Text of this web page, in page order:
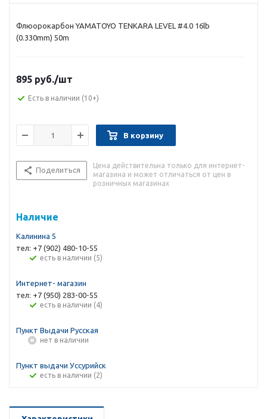
Флюорокарбон YAMATOYO TENKARA LEVEL #4.0 16lb
(0.330mm) 50m
895 руб./шт
Есть в наличии (10+)
В корзину
Поделиться
Цена действительна только для интернет-
магазина и может отличаться от цен в
розничных магазинах
Наличие
Калинина 5
тел: +7 (902) 480-10-55
Есть в наличии (5)
Интернет- магазин
тел: +7 (950) 283-00-55
Есть в наличии (4)
Пункт Выдачи Русская
Нет в наличии
Пункт выдачи Уссурийск
Есть в наличии (2)